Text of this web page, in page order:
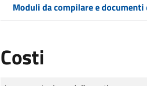
Moduli da compilare e documenti
Costi